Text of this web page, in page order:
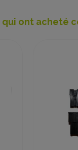
qui ont acheté